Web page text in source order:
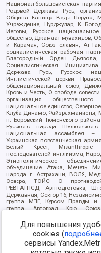
Национал-большевистская
Родовой Державы Русь,
Община Капища Веды Перуна,
Учреждение, Нурджулар, К
Иеговы, Русское национальное
общество, Джамаат мувахидов,
и Карачая, Союз славян, Ат-
социалистическая рабочая
Благородный Орден
Социалистическая
Держава Русь, Русское
Инглистической церкви
общенациональный союз,
Кровь и Честь, О свободе
организация
национальное единство,
Клуба Динамо, Файзрахманисты,
п. Боровский Тюменского
Русского народа
национальная ассамблея –
Украинская повстанческая
Белый Крест, Misanthropic
последователей инглиизма,
Этнополитическое
объединение Атака, Мечеть
народа г. Астрахани, ВОЛЯ,
Севера, ТОЙС, О
РЕВТАТПОД, Артподготовка,
Державная, Сектор 16,
группа МПГ, Курсом Правды и
группа, Автоград Крю,
Арестантское уголовное
Дафа, Иртыш Ultras, Русский
Сибирский державный союз,
граждан, Штабы Навального,
Краснодара
Для повышения
cookies (
сервисы